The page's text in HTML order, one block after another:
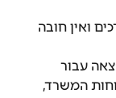
ואין חובה
עבור
המשרד,